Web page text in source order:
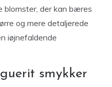
blomster, der kan bæres
og mere detaljerede
iøjnefaldende
smykker